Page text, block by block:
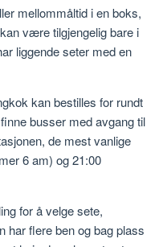
mellommåltid i en boks,
være tilgjengelig bare i
liggende seter med en
kan bestilles for rundt
busser med avgang til
de mest vanlige
6 am) og 21:00
for å velge sete,
har flere ben og bag plass